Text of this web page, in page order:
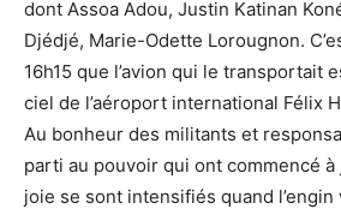
dont Assoa Adou, Justin Katinan
Djédjé, Marie-Odette Lorougnon.
16h15 que l’avion qui le transportait
ciel de l’aéroport international Félix
Au bonheur des militants et
parti au pouvoir qui ont commencé
joie se sont intensifiés quand l’engin